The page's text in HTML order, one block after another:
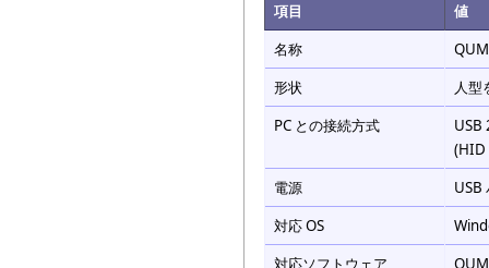
項目
値
名称
形状
人型
PC との接続方式
USB
(HID
電源
USB
対応 OS
対応ソフトウェア